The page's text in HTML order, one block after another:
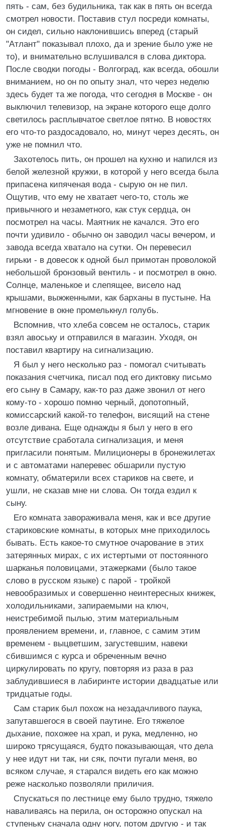
пять - сам, без будильника, так как в пять он всегда
смотрел новости. Поставив стул посреди комнаты,
он сидел, сильно наклонившись вперед (старый
"Атлант" показывал плохо, да и зрение было уже не
то), и внимательно вслушивался в слова диктора.
После сводки погоды - Волгоград, как всегда, обошли
вниманием, но он по опыту знал, что через неделю
здесь будет та же погода, что сегодня в Москве - он
выключил телевизор, на экране которого еще долго
светилось расплывчатое светлое пятно. В новостях
его что-то раздосадовало, но, минут через десять, он
уже не помнил что.
Захотелось пить, он прошел на кухню и напился из
белой железной кружки, в которой у него всегда была
припасена кипяченая вода - сырую он не пил.
Ощутив, что ему не хватает чего-то, столь же
привычного и незаметного, как стук сердца, он
посмотрел на часы. Маятник не качался. Это его
почти удивило - обычно он заводил часы вечером, и
завода всегда хватало на сутки. Он перевесил
гирьки - в довесок к одной был примотан проволокой
небольшой бронзовый вентиль - и посмотрел в окно.
Солнце, маленькое и слепящее, висело над
крышами, выжженными, как барханы в пустыне. Hа
мгновение в окне промелькнул голубь.
Вспомнив, что хлеба совсем не осталось, старик
взял авоську и отправился в магазин. Уходя, он
поставил квартиру на сигнализацию.
Я был у него несколько раз - помогал считывать
показания счетчика, писал под его диктовку письмо
его сыну в Самару, как-то раз даже звонил от него
кому-то - хорошо помню черный, допотопный,
комиссарский какой-то телефон, висящий на стене
возле дивана. Еще однажды я был у него в его
отсутствие сработала сигнализация, и меня
пригласили понятым. Милиционеры в бронежилетах
и с автоматами наперевес обшарили пустую
комнату, обматерили всех стариков на свете, и
ушли, не сказав мне ни слова. Он тогда ездил к
сыну.
Его комната завораживала меня, как и все другие
стариковские комнаты, в которых мне приходилось
бывать. Есть какое-то смутное очарование в этих
затерянных мирах, с их истертыми от постоянного
шарканья половицами, этажерками (было такое
слово в русском языке) с парой - тройкой
невообразимых и совершенно неинтересных книжек,
холодильниками, запираемыми на ключ,
неистребимой пылью, этим материальным
проявлением времени, и, главное, с самим этим
временем - выцветшим, загустевшим, навеки
сбившимся с курса и обреченным вечно
циркулировать по кругу, повторяя из раза в раз
заблудившиеся в лабиринте истории двадцатые или
тридцатые годы.
Сам старик был похож на незадачливого паука,
запутавшегося в своей паутине. Его тяжелое
дыхание, похожее на храп, и рука, медленно, но
широко трясущаяся, будто показывающая, что дела
у нее идут ни так, ни сяк, почти пугали меня, во
всяком случае, я старался видеть его как можно
реже насколько позволяли приличия.
Спускаться по лестнице ему было трудно, тяжело
наваливаясь на перила, он осторожно опускал на
ступеньку сначала одну ногу, потом другую - и так